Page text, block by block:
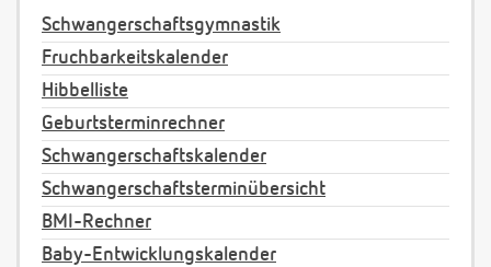
Schwangerschaftsgymnastik
Fruchbarkeitskalender
Hibbelliste
Geburtsterminrechner
Schwangerschaftskalender
Schwangerschaftsterminübersicht
BMI-Rechner
Baby-Entwicklungskalender